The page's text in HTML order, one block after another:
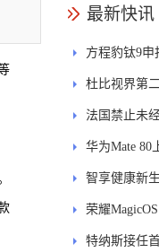
最新快讯
方程豹钛9
发DMS
杜比视界第
能迎来哪些
法国禁止未
进
华为Mate 80
智享健康新
式开售
荣耀
特纳斯接任